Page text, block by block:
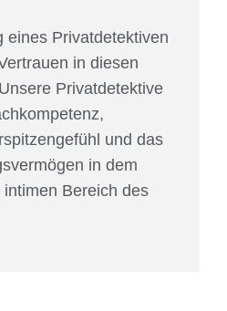
eines Privatdetektiven
in diesen
Privatdetektive
und das
in dem
Bereich des